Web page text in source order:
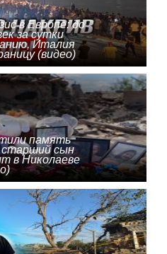
в Европе: до
за сутки
Италия
(видео)
память
старший сын
в Николаеве